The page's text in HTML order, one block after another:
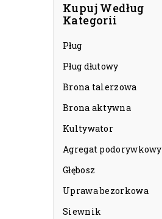
Kupuj Według
Kategorii
Pług
Pług dłutowy
Brona talerzowa
Brona aktywna
Kultywator
Agregat podorywkowy
Głębosz
Uprawa bezorkowa
Siewnik